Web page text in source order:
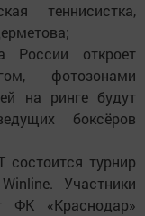
теннисистка,
России откроет
фотозонами
на ринге будут
боксёров
турнир
Участники
ФК «Краснодар»